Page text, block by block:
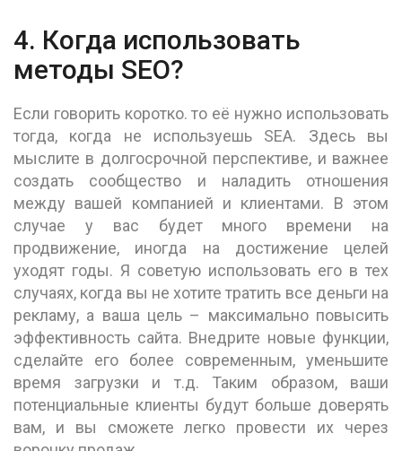
4. Когда использовать
методы SEO?
Если говорить коротко. то её нужно использовать
тогда, когда не используешь SEA. Здесь вы
мыслите в долгосрочной перспективе, и важнее
создать сообщество и наладить отношения
между вашей компанией и клиентами. В этом
случае у вас будет много времени на
продвижение, иногда на достижение целей
уходят годы. Я советую использовать его в тех
случаях, когда вы не хотите тратить все деньги на
рекламу, а ваша цель – максимально повысить
эффективность сайта. Внедрите новые функции,
сделайте его более современным, уменьшите
время загрузки и т.д. Таким образом, ваши
потенциальные клиенты будут больше доверять
вам, и вы сможете легко провести их через